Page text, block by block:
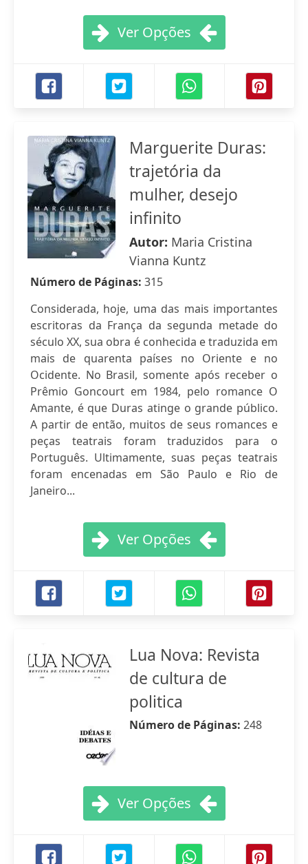
Ver Opções
Marguerite Duras:
trajetória da
mulher, desejo
infinito
Autor: Maria Cristina
Vianna Kuntz
Número de Páginas: 315
Considerada, hoje, uma das mais importantes
escritoras da França da segunda metade do
século XX, sua obra é conhecida e traduzida em
mais de quarenta países no Oriente e no
Ocidente. No Brasil, somente após receber o
Prêmio Goncourt em 1984, pelo romance O
Amante, é que Duras atinge o grande público.
A partir de então, muitos de seus romances e
peças teatrais foram traduzidos para o
Português. Ultimamente, suas peças teatrais
foram encenadas em São Paulo e Rio de
Janeiro...
Ver Opções
Lua Nova: Revista
de cultura de
politica
Número de Páginas: 248
Ver Opções